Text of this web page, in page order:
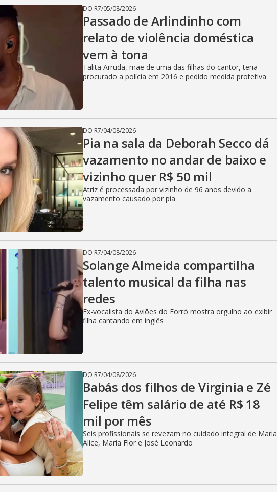
DO R7/05/08/2026
Passado de Arlindinho com
relato de violência doméstica
vem à tona
Talita Arruda, mãe de uma das filhas do cantor, teria
procurado a polícia em 2016 e pedido medida protetiva
DO R7/04/08/2026
Pia na sala da Deborah Secco dá
vazamento no andar de baixo e
vizinho quer R$ 50 mil
Atriz é processada por vizinho de 96 anos devido a
vazamento causado por pia
DO R7/04/08/2026
Solange Almeida compartilha
talento musical da filha nas
redes
Ex-vocalista do Aviões do Forró mostra orgulho ao exibir
filha cantando em inglês
DO R7/04/08/2026
Babás dos filhos de Virginia e Zé
Felipe têm salário de até R$ 18
mil por mês
Seis profissionais se revezam no cuidado integral de Maria
Alice, Maria Flor e José Leonardo